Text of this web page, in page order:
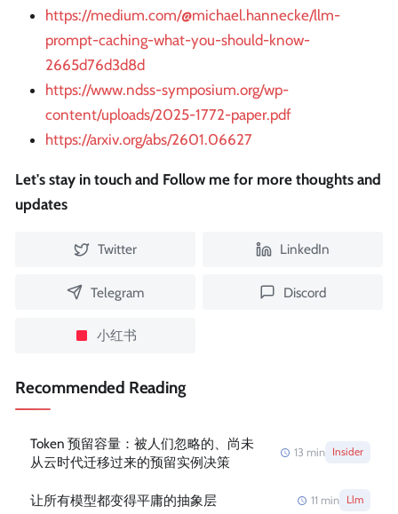
https://medium.com/@michael.hannecke/llm-
prompt-caching-what-you-should-know-
2665d76d3d8d
https://www.ndss-symposium.org/wp-
content/uploads/2025-1772-paper.pdf
https://arxiv.org/abs/2601.06627
Let's stay in touch and Follow me for more thoughts and
updates
Twitter LinkedIn
Telegram Discord
小红书
Recommended Reading
Token 预留容量：被人们忽略的、尚未
从云时代迁移过来的预留实例决策
13 min Insider
让所有模型都变得平庸的抽象层 11 min Llm